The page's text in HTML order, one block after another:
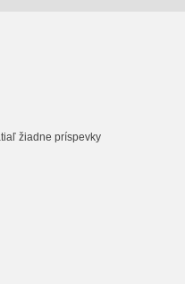
žiadne príspevky